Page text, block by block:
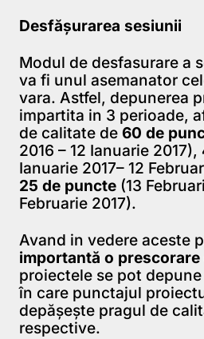
Desfășurarea sesiunii
Modul de desfasurare a
va fi unul asemanator
vara. Astfel, depunerea
impartita in 3 perioade,
de calitate de 60 de
2016 – 12 Ianuarie 2017),
Ianuarie 2017– 12
25 de puncte(13
Februarie 2017).
Avand in vedere aceste
importantă o
proiectele se pot
în care punctajul
depășește pragul de
respective.